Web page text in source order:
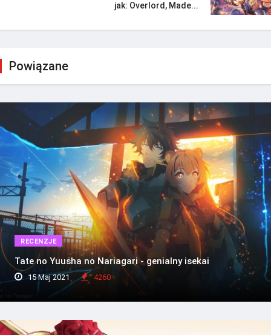
jak: Overlord, Made...
Powiązane
RECENZJE
Tate no Yuusha no Nariagari - genialny isekai
15 Maj 2021 4260